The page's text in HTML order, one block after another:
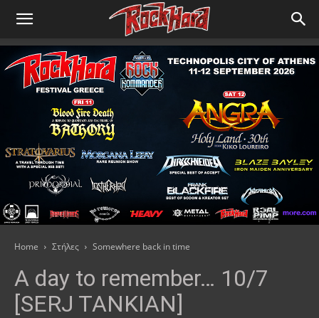
Home Στήλες Somewhere back in time
A day to remember… 10/7
[SERJ TANKIAN]